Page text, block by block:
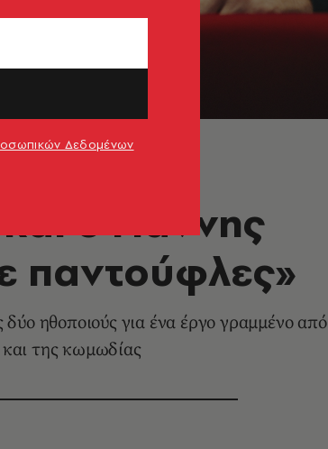
ο Γιάννης
παντούφλες»
ηθοποιούς για ένα έργο γραμμένο από
της κωμωδίας
Δεδομένων